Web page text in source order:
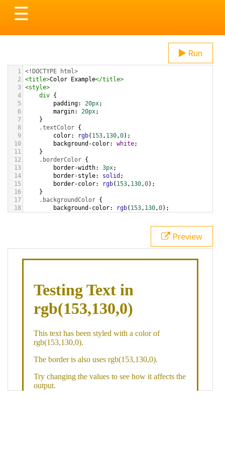
Toggle
navigation
☰
Run
1 <!DOCTYPE html>
2
<title>Color Example</title>
3 <style>
4
div {
5
padding: 20px;
6
margin: 20px;
7
}
8
.textColor {
9
color: rgb( 153, 130,0);
10
background-color: white;
11
}
12
.borderColor {
13
border-width: 3px;
14
border-style: solid ;
15
border-color: rgb( 153, 130,0);
16
}
17
.backgroundColor {
18
background-color: rgb( 153, 130,0);
bottom ,
white, rgb(153,130,0));
div class="textColor borderColor"
< h1>Testing Text in rgb(153,130,0)
Preview